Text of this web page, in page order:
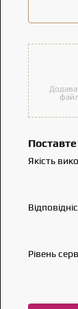
Якість
Рівень